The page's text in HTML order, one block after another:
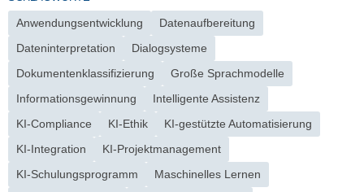
Anwendungsentwicklung
Datenaufbereitung
Dateninterpretation
Dialogsysteme
Dokumentenklassifizierung
Große Sprachmodelle
Informationsgewinnung
Intelligente Assistenz
KI-Compliance
KI-Ethik
KI-gestützte Automatisierung
KI-Integration
KI-Projektmanagement
KI-Schulungsprogramm
Maschinelles Lernen